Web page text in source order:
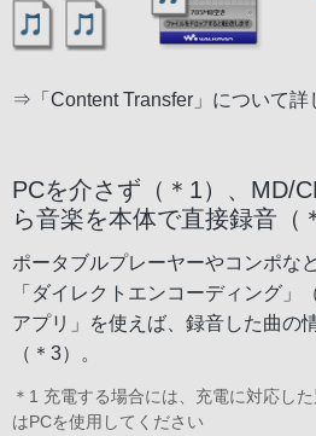
⇒ 「Content Transfer」について
PCを介さず（＊1）、MD/
ら音楽を本体で直接録音（
ポータブルプレーヤーやコンポな
「ダイレクトエンコーディング」
アプリ」を使えば、録音した曲の
（＊3）。
＊1 充電する場合には、充電に対応し
はPCを使用してください